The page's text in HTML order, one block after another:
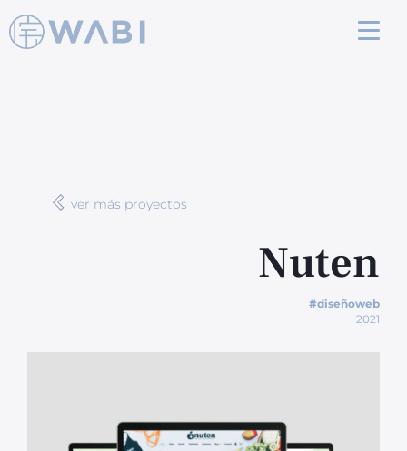
ver más proyectos
Nuten
#diseñoweb
2021